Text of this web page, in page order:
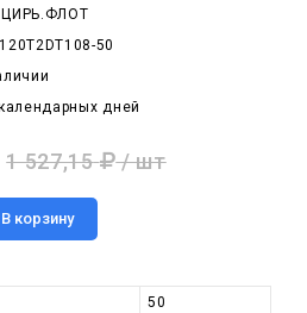
50
дней
1 527,15 / шт
В корзину
50